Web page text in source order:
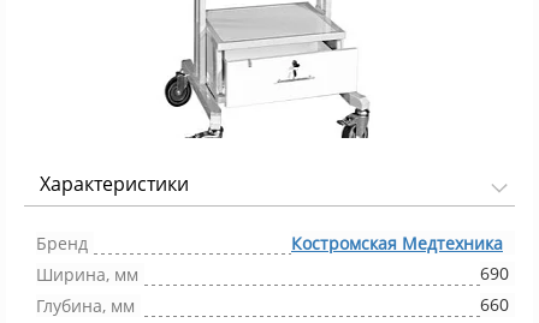
Характеристики
Бренд
Костромская Медтехника
Ширина, мм
690
Глубина, мм
660